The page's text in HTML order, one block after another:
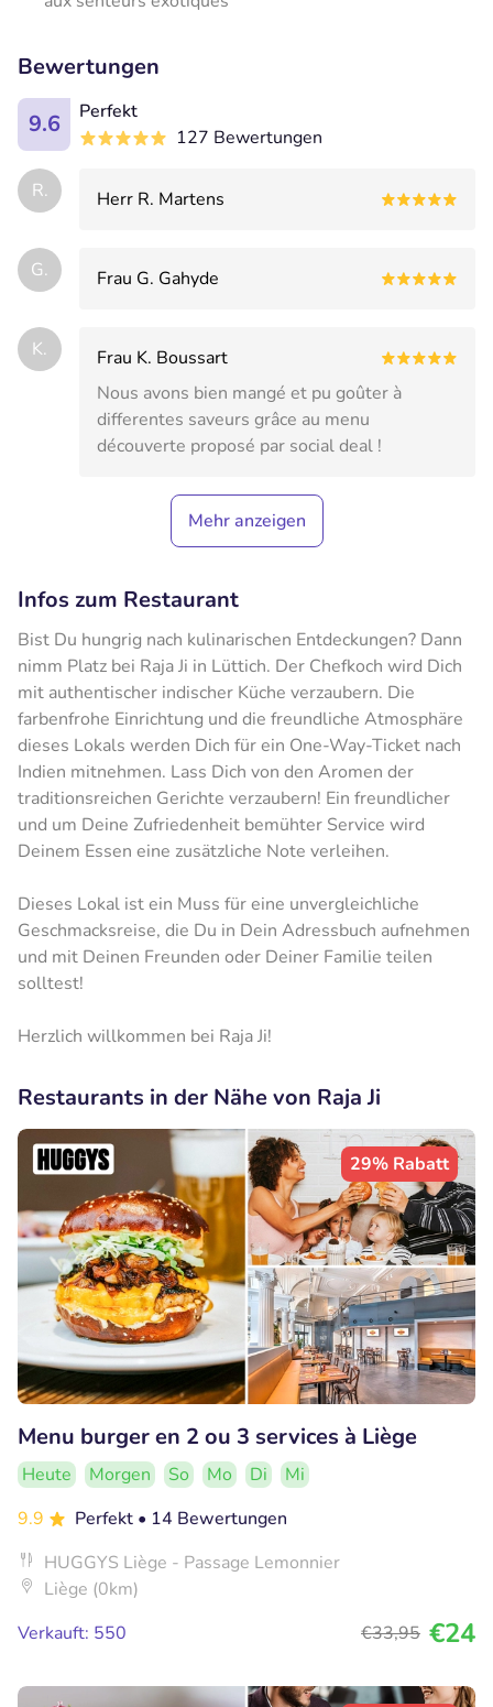
Bewertungen
9.6
Perfekt
127 Bewertungen
R. Herr R. Martens
G. Frau G. Gahyde
K.
Frau K. Boussart
Nous avons bien mangé et pu goûter à
differentes saveurs grâce au menu
découverte proposé par social deal !
Mehr anzeigen
Infos zum Restaurant
Bist Du hungrig nach kulinarischen Entdeckungen? Dann
nimm Platz bei Raja Ji in Lüttich. Der Chefkoch wird Dich
mit authentischer indischer Küche verzaubern. Die
farbenfrohe Einrichtung und die freundliche Atmosphäre
dieses Lokals werden Dich für ein One-Way-Ticket nach
Indien mitnehmen. Lass Dich von den Aromen der
traditionsreichen Gerichte verzaubern! Ein freundlicher
und um Deine Zufriedenheit bemühter Service wird
Deinem Essen eine zusätzliche Note verleihen.
Dieses Lokal ist ein Muss für eine unvergleichliche
Geschmacksreise, die Du in Dein Adressbuch aufnehmen
und mit Deinen Freunden oder Deiner Familie teilen
solltest!
Herzlich willkommen bei Raja Ji!
Restaurants in der Nähe von Raja Ji
29% Rabatt
Menu burger en 2 ou 3 services à Liège
Heute Morgen So Mo Di
Mi
9.9
Perfekt • 14 Bewertungen
HUGGYS Liège - Passage Lemonnier
Liège (0km)
Verkauft: 550
€33,95 €24